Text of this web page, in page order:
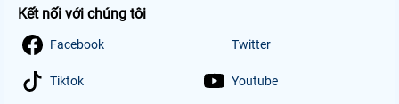
Kết nối với chúng tôi
Facebook Twitter
Tiktok Youtube